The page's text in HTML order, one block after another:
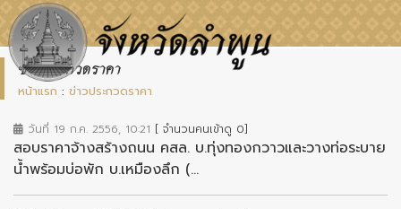
ข่าวประกวดราคา
หน้าแรก : ข่าวประกวดราคา
วันที่ 19 ก.ค. 2556, 10:21 [ จำนวนคนเข้าดู 0]
สอบราคาจ้างสร้างถนน คสล. บ.ทุ่งทองกวาวและวางท่อระบาย
น้ำพร้อมบ่อพัก บ.เหมืองลึก (...